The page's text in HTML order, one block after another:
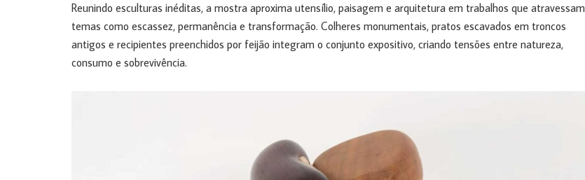
Reunindo esculturas inéditas, a mostra aproxima utensílio, paisagem e arquitetura em trabalhos que atravessam
temas como escassez, permanência e transformação. Colheres monumentais, pratos escavados em troncos
antigos e recipientes preenchidos por feijão integram o conjunto expositivo, criando tensões entre natureza,
consumo e sobrevivência.